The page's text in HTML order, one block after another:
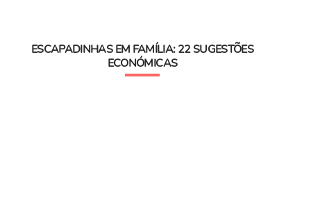
ESCAPADINHAS EM FAMÍLIA: 22 SUGESTÕES
ECONÓMICAS